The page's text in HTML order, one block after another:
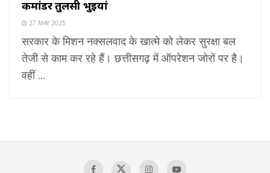
कमांडर तुलसी भुइयां
27 MAY 2025
सरकार के मिशन नक्सलवाद के खात्मे को लेकर सुरक्षा बल
तेजी से काम कर रहे हैं। छत्तीसगढ़ में ऑपरेशन जोरों पर है।
वहीं ...